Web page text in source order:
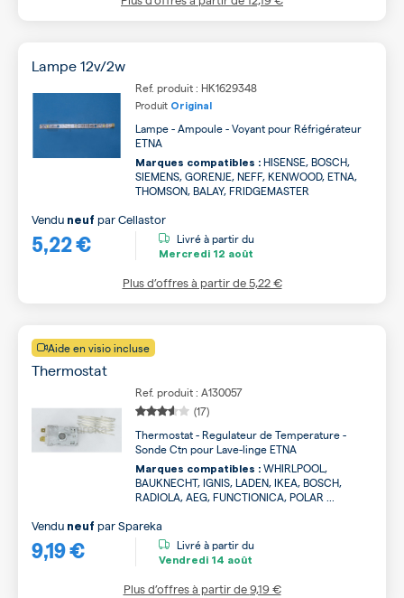
Lampe 12v/2w
Ref. produit : HK1629348
Produit Original
Lampe - Ampoule - Voyant pour Réfrigérateur
ETNA
Marques compatibles : HISENSE, BOSCH,
SIEMENS, GORENJE, NEFF, KENWOOD, ETNA,
THOMSON, BALAY, FRIDGEMASTER
5,22 €
Vendu neuf parCellastor
Livré à partir du
Mercredi 12 août
Plus d’offres à partir de5,22 €
Aide en visio incluse
Thermostat
Ref. produit : A130057
(17)
Thermostat - Regulateur de Temperature -
Sonde Ctn pour Lave-linge ETNA
Marques compatibles : WHIRLPOOL,
BAUKNECHT, IGNIS, LADEN, IKEA, BOSCH,
RADIOLA, AEG, FUNCTIONICA, POLAR ...
9,19 €
Vendu neuf parSpareka
Livré à partir du
Vendredi 14 août
Plus d’offres à partir de9,19 €